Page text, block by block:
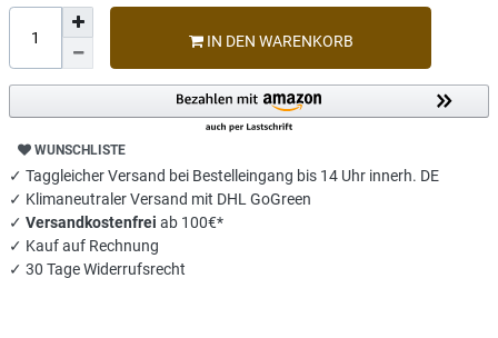
IN DEN WARENKORB
WUNSCHLISTE
✓ Taggleicher Versand bei Bestelleingang bis 14 Uhr innerh. DE
✓ Klimaneutraler Versand mit DHL GoGreen
✓ Versandkostenfrei ab 100€*
✓ Kauf auf Rechnung
✓ 30 Tage Widerrufsrecht